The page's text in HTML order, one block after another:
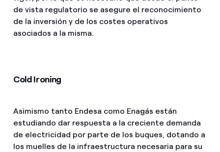
de vista regulatorio se asegure el reconocimiento
de la inversión y de los costes operativos
asociados a la misma.
Cold Ironing
Asimismo tanto Endesa como Enagás están
estudiando dar respuesta a la creciente demanda
de electricidad por parte de los buques, dotando a
los muelles de la infraestructura necesaria para su